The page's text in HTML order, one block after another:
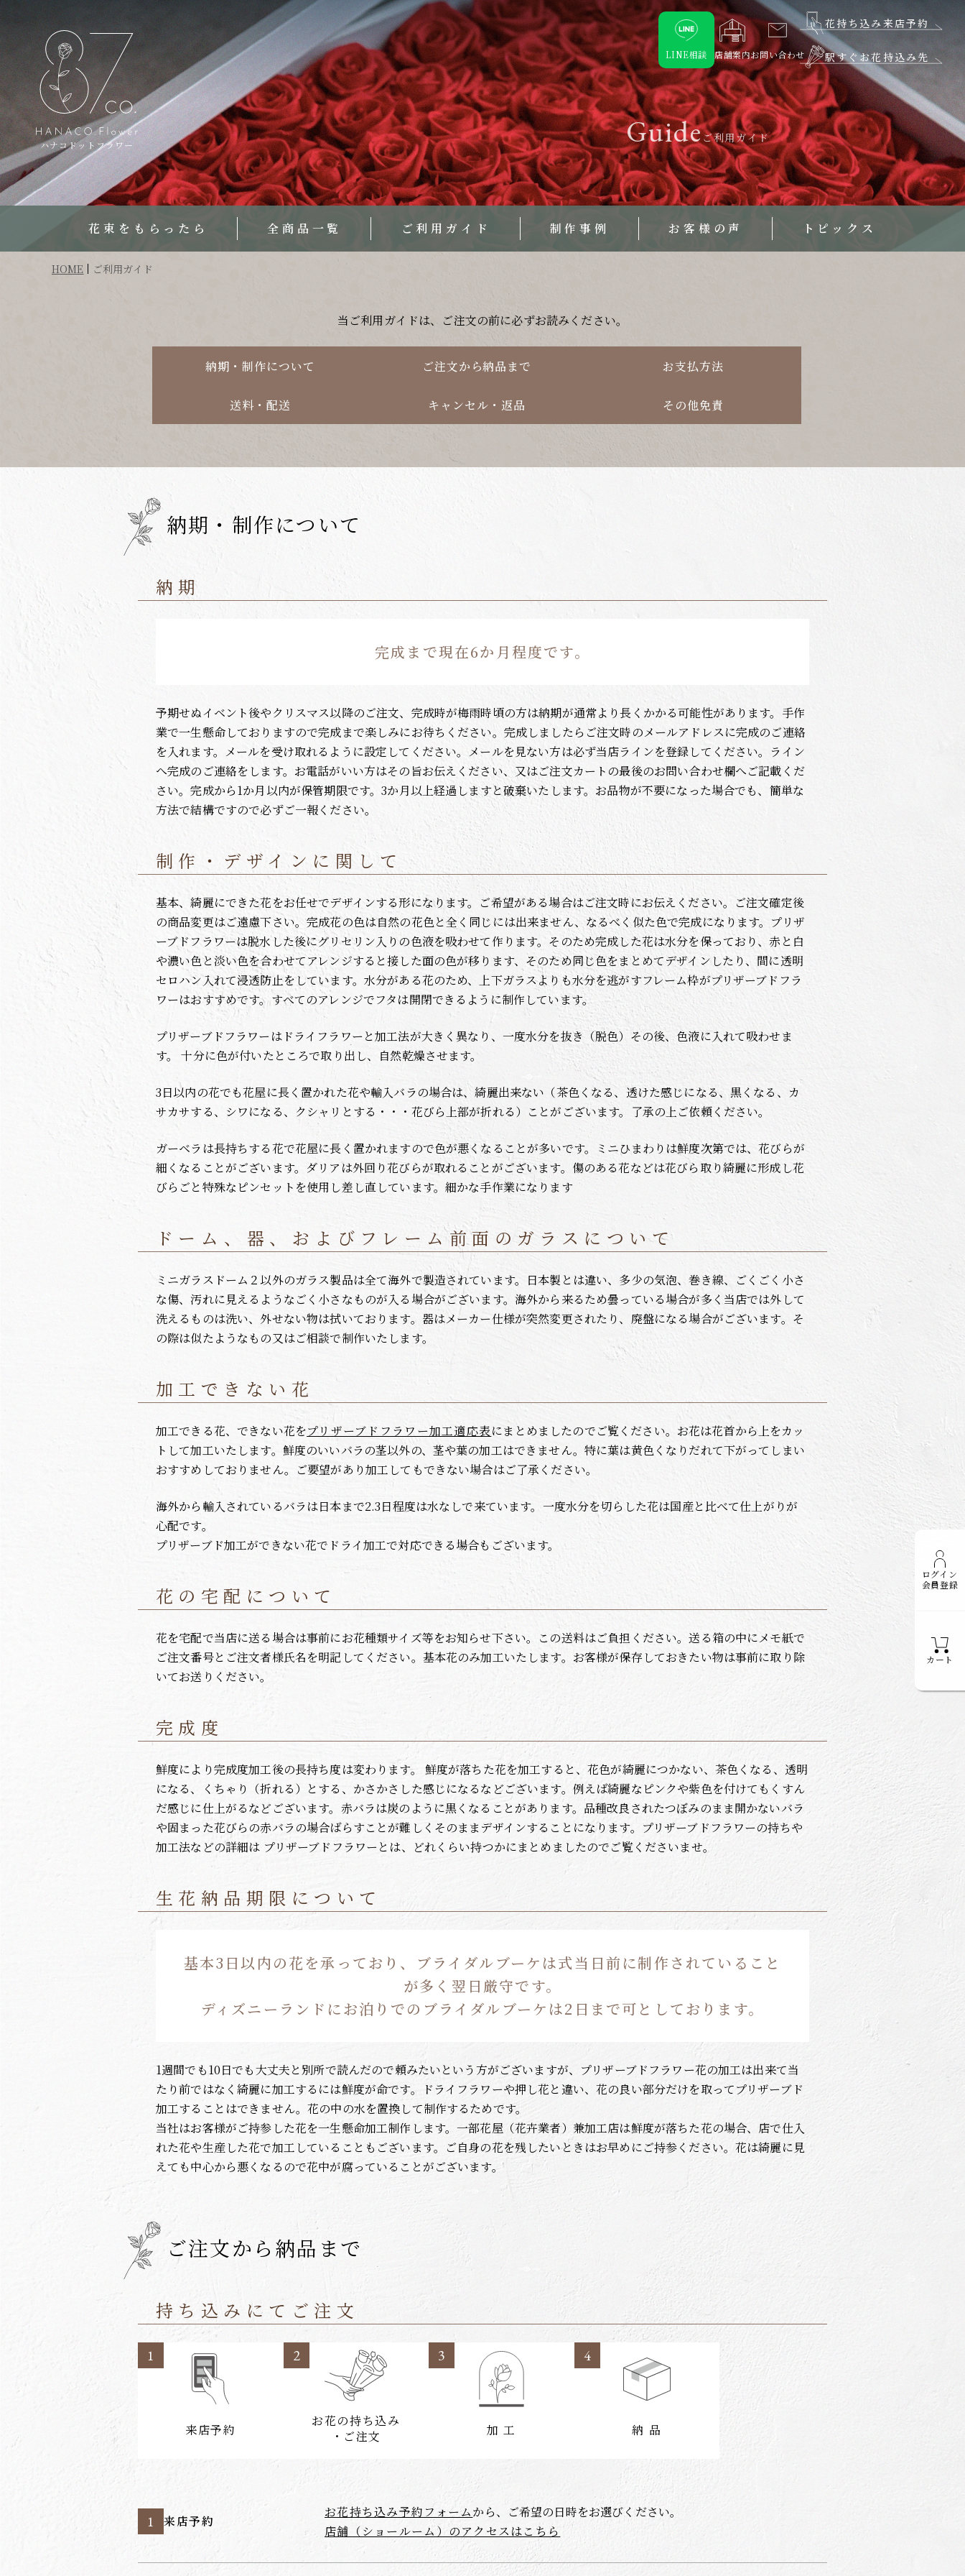
ハナコドットフラワー
LINE相談 店舗案内お問い合わせ
花持ち込み来店予約
駅すぐお花持込み先
ログイン
会員登録
カート
花束をもらったら 全商品一覧 ご利用ガイド 制作事例 お客様の声 トピックス
Guideご利用ガイド
HOME ご利用ガイド
当ご利用ガイドは、ご注文の前に必ずお読みください。
納期・制作について ご注文から納品まで お支払方法
送料・配送 キャンセル・返品 その他免責
納期・制作について
納期
完成まで現在6か月程度です。
予期せぬイベント後やクリスマス以降のご注文、完成時が梅雨時頃の方は納期が通常より長くかかる可能性があります。手作
業で一生懸命しておりますので完成まで楽しみにお待ちください。完成しましたらご注文時のメールアドレスに完成のご連絡
を入れます。メールを受け取れるように設定してください。メールを見ない方は必ず当店ラインを登録してください。ライン
へ完成のご連絡をします。お電話がいい方はその旨お伝えください、又はご注文カートの最後のお問い合わせ欄へご記載くだ
さい。完成から1か月以内が保管期限です。3か月以上経過しますと破棄いたします。お品物が不要になった場合でも、簡単な
方法で結構ですので必ずご一報ください。
制作・デザインに関して
基本、綺麗にできた花をお任せでデザインする形になります。ご希望がある場合はご注文時にお伝えください。ご注文確定後
の商品変更はご遠慮下さい。完成花の色は自然の花色と全く同じには出来ません、なるべく似た色で完成になります。プリザ
ーブドフラワーは脱水した後にグリセリン入りの色液を吸わせて作ります。そのため完成した花は水分を保っており、赤と白
や濃い色と淡い色を合わせてアレンジすると接した面の色が移ります、そのため同じ色をまとめてデザインしたり、間に透明
セロハン入れて浸透防止をしています。水分がある花のため、上下ガラスよりも水分を逃がすフレーム枠がプリザーブドフラ
ワーはおすすめです。すべてのアレンジでフタは開閉できるように制作しています。
プリザーブドフラワーはドライフラワーと加工法が大きく異なり、一度水分を抜き（脱色）その後、色液に入れて吸わせま
す。 十分に色が付いたところで取り出し、自然乾燥させます。
3日以内の花でも花屋に長く置かれた花や輸入バラの場合は、綺麗出来ない（茶色くなる、透けた感じになる、黒くなる、カ
サカサする、シワになる、クシャリとする・・・花びら上部が折れる）ことがございます。了承の上ご依頼ください。
ガーベラは長持ちする花で花屋に長く置かれますので色が悪くなることが多いです。ミニひまわりは鮮度次第では、花びらが
細くなることがございます。ダリアは外回り花びらが取れることがございます。傷のある花などは花びら取り綺麗に形成し花
びらごと特殊なピンセットを使用し差し直しています。細かな手作業になります
ドーム、器、およびフレーム前面のガラスについて
ミニガラスドーム２以外のガラス製品は全て海外で製造されています。日本製とは違い、多少の気泡、巻き線、ごくごく小さ
な傷、汚れに見えるようなごく小さなものが入る場合がございます。海外から来るため曇っている場合が多く当店では外して
洗えるものは洗い、外せない物は拭いております。器はメーカー仕様が突然変更されたり、廃盤になる場合がございます。そ
の際は似たようなもの又はご相談で制作いたします。
加工できない花
加工できる花、できない花をプリザーブドフラワー加工適応表にまとめましたのでご覧ください。お花は花首から上をカッ
トして加工いたします。鮮度のいいバラの茎以外の、茎や葉の加工はできません。特に葉は黄色くなりだれて下がってしまい
おすすめしておりません。ご要望があり加工してもできない場合はご了承ください。
海外から輸入されているバラは日本まで2.3日程度は水なしで来ています。一度水分を切らした花は国産と比べて仕上がりが
心配です。
プリザーブド加工ができない花でドライ加工で対応できる場合もございます。
花の宅配について
花を宅配で当店に送る場合は事前にお花種類サイズ等をお知らせ下さい。この送料はご負担ください。送る箱の中にメモ紙で
ご注文番号とご注文者様氏名を明記してください。基本花のみ加工いたします。お客様が保存しておきたい物は事前に取り除
いてお送りください。
完成度
鮮度により完成度加工後の長持ち度は変わります。 鮮度が落ちた花を加工すると、花色が綺麗につかない、茶色くなる、透明
になる、くちゃり（折れる）とする、かさかさした感じになるなどございます。例えば綺麗なピンクや紫色を付けてもくすん
だ感じに仕上がるなどございます。赤バラは炭のように黒くなることがあります。品種改良されたつぼみのまま開かないバラ
や固まった花びらの赤バラの場合ばらすことが難しくそのままデザインすることになります。プリザーブドフラワーの持ちや
加工法などの詳細は プリザーブドフラワーとは、どれくらい持つかにまとめましたのでご覧くださいませ。
生花納品期限について
基本3日以内の花を承っており、ブライダルブーケは式当日前に制作されていること
が多く翌日厳守です。
ディズニーランドにお泊りでのブライダルブーケは2日まで可としております。
1週間でも10日でも大丈夫と別所で読んだので頼みたいという方がございますが、プリザーブドフラワー花の加工は出来て当
たり前ではなく綺麗に加工するには鮮度が命です。ドライフラワーや押し花と違い、花の良い部分だけを取ってプリザーブド
加工することはできません。花の中の水を置換して制作するためです。
当社はお客様がご持参した花を一生懸命加工制作します。一部花屋（花卉業者）兼加工店は鮮度が落ちた花の場合、店で仕入
れた花や生産した花で加工していることもございます。ご自身の花を残したいときはお早めにご持参ください。花は綺麗に見
えても中心から悪くなるので花中が腐っていることがございます。
ご注文から納品まで
持ち込みにてご注文
1
来店予約
2
お花の持ち込み
・ご注文
3
加 工
4
納 品
1 来店予約
お花持ち込み予約フォームから、ご希望の日時をお選びください。
店舗（ショールーム）のアクセスはこちら